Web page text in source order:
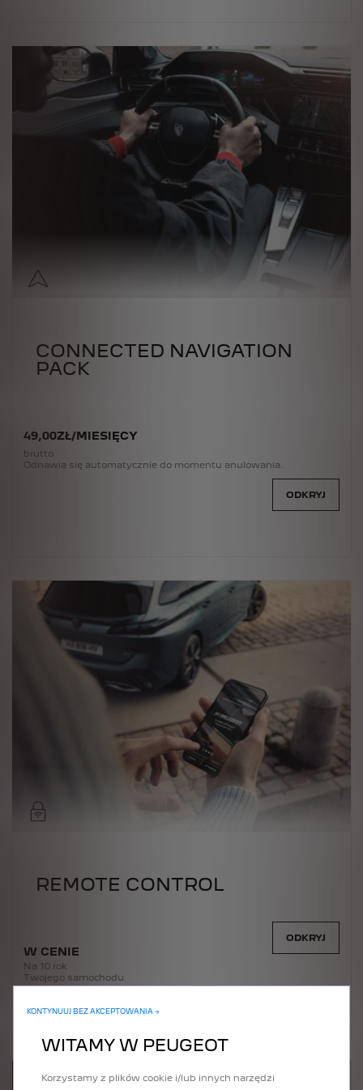
CONNECTED NAVIGATION
PACK
49,00ZŁ/MIESIĘCY
brutto
Odnawia się automatycznie do momentu anulowania.
ODKRYJ
REMOTE CONTROL
W CENIE
Na 10 rok
Twojego samochodu
ODKRYJ
KONTYNUUJ BEZ AKCEPTOWANIA →
WITAMY W PEUGEOT
Korzystamy z plików cookie i/lub innych narzędzi